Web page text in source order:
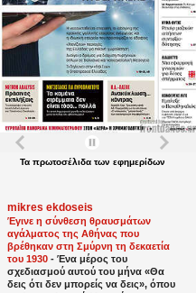
Τα πρωτοσέλιδατων εφημερίδων
mikres ekdoseis
Έγινε η σύνθεση θραυσμάτων
αγάλματος της Αθήνας που
βρέθηκαν στη Σμύρνη τη δεκαετία
του 1930 - Ένα μέρος του
σχεδιασμού αυτού του μήνα «Θα
δεις ότι δεν μπορείς να δεις», όπου